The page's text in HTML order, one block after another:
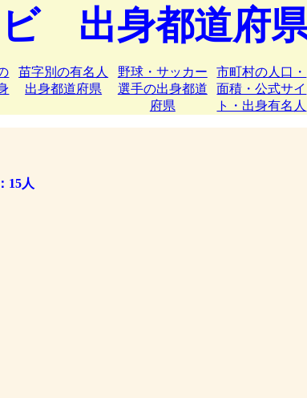
出身都道府
苗字別の有名人
出身都道府県
野球・サッカー
選手の出身都道
府県
市町村の人口・
面積・公式サイ
ト・出身有名人
15人